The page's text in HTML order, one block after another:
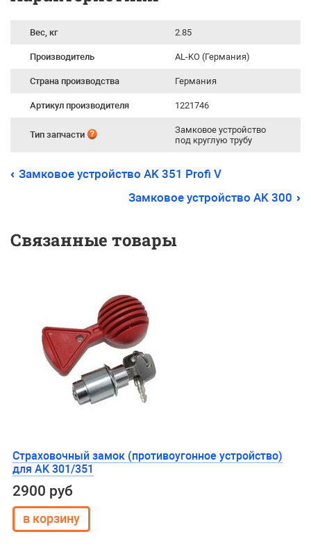
Вес, кг 2.85
Производитель AL-KO (Германия)
Страна производства Германия
Артикул производителя 1221746
Тип запчасти
Замковое устройство
под круглую трубу
Замковое устройство AK 351 Profi V
Замковое устройство AK 300
Связанные товары
Страховочный замок (противоугонное устройство)
для AK 301/351
2900 руб